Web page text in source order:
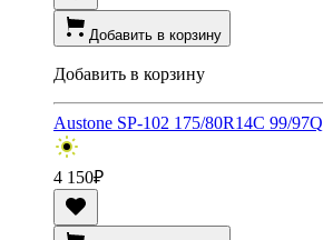
Добавить в корзину
Добавить в корзину
Austone SP-102 175/80R14C 99/97Q
4 150₽